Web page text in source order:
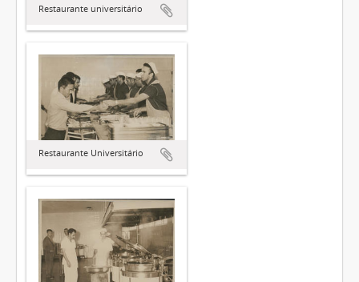
Restaurante universitário
Restaurante Universitário